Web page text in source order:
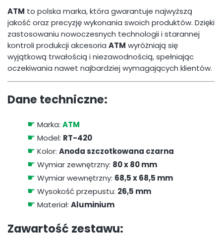
ATM to polska marka, która gwarantuje najwyższą
jakość oraz precyzję wykonania swoich produktów. Dzięki
zastosowaniu nowoczesnych technologii i starannej
kontroli produkcji akcesoria ATM wyróżniają się
wyjątkową trwałością i niezawodnością, spełniając
oczekiwania nawet najbardziej wymagających klientów.
Dane techniczne:
☛ Marka: ATM
☛ Model: RT-420
☛ Kolor: Anoda szczotkowana czarna
☛ Wymiar zewnętrzny: 80 x 80 mm
☛ Wymiar wewnętrzny: 68,5 x 68,5 mm
☛ Wysokość przepustu: 26,5 mm
☛ Materiał: Aluminium
Zawartość zestawu: